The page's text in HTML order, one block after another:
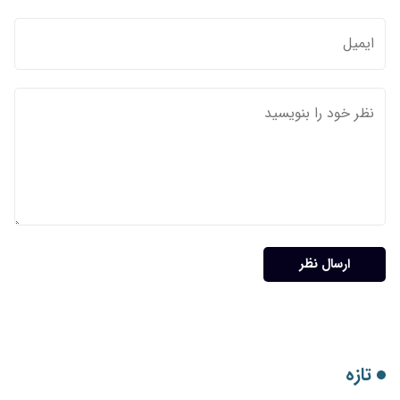
ارسال نظر
تازه